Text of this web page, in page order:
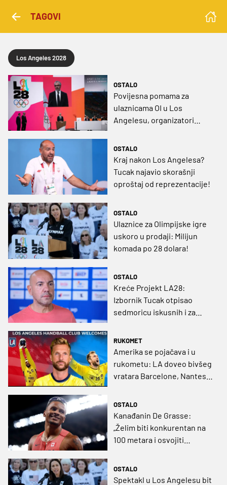
TAGOVI
Los Angeles 2028
OSTALO
Povijesna pomama za
ulaznicama OI u Los
Angelesu, organizatori
OSTALO
Kraj nakon Los Angelesa?
Tucak najavio skorašnji
oproštaj od reprezentacije!
OSTALO
Ulaznice za Olimpijske igre
uskoro u prodaji: Milijun
komada po 28 dolara!
OSTALO
Kreće Projekt LA28:
Izbornik Tucak otpisao
sedmoricu iskusnih i za
igrače
RUKOMET
Amerika se pojačava i u
rukometu: LA doveo bivšeg
vratara Barcelone, Nantesa
OSTALO
Kanađanin De Grasse:
„Želim biti konkurentan na
100 metara i osvojiti
OSTALO
Spektakl u Los Angelesu bit